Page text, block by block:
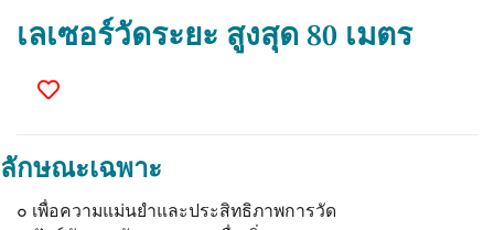
เลเซอร์วัดระยะ สูงสุด 80 เมตร
ลักษณะเฉพาะ
๐ เพื่อความแม่นยำและประสิทธิภาพการวัด